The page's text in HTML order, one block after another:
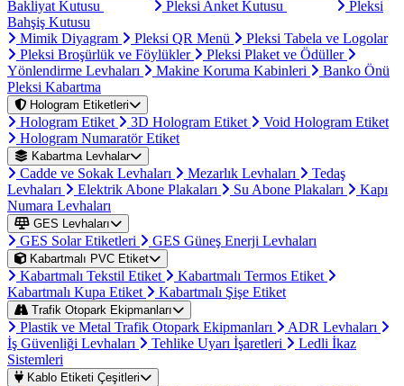
Bakliyat Kutusu
Pleksi Anket Kutusu
Pleksi
Bahşiş Kutusu
Mimik Diyagram
Pleksi QR Menü
Pleksi Tabela ve Logolar
Pleksi Broşürlük ve Föylükler
Pleksi Plaket ve Ödüller
Yönlendirme Levhaları
Makine Koruma Kabinleri
Banko Önü
Pleksi Kabartma
Hologram Etiketleri
Hologram Etiket 3D Hologram Etiket
Void Hologram Etiket
Hologram Numaratör Etiket
Kabartma Levhalar
Cadde ve Sokak Levhaları Mezarlık Levhaları
Tedaş
Levhaları
Elektrik Abone Plakaları Su Abone Plakaları
Kapı
Numara Levhaları
GES Levhaları
GES Solar Etiketleri GES Güneş Enerji Levhaları
Kabartmalı PVC Etiket
Kabartmalı Tekstil Etiket
Kabartmalı Termos Etiket
Kabartmalı Kupa Etiket
Kabartmalı Şişe Etiket
Trafik Otopark Ekipmanları
Plastik ve Metal Trafik Otopark Ekipmanları
ADR Levhaları
İş Güvenliği Levhaları
Tehlike Uyarı İşaretleri
Ledli İkaz
Sistemleri
Kablo Etiketi Çeşitleri